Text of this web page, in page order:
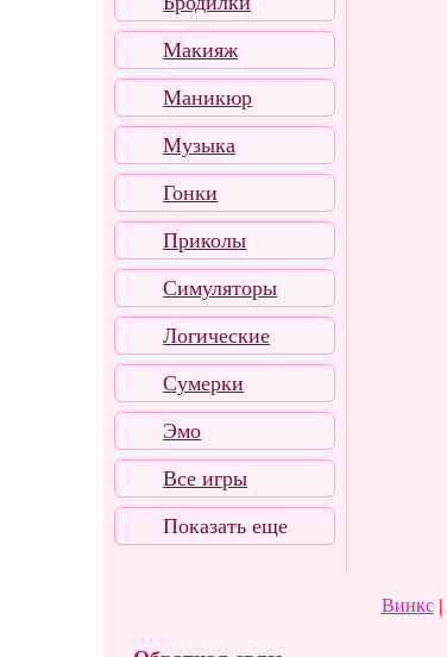
Макияж
Маникюр
Музыка
Гонки
Приколы
Симуляторы
Логические
Сумерки
Эмо
Все игры
Показать еще
Винкс|